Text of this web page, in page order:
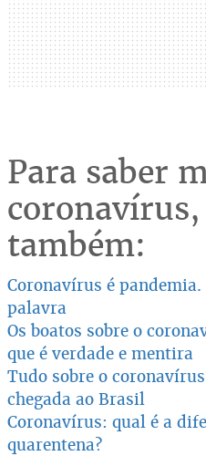
Para saber
também:
Coronavírus é
palavra
Os boatos sobre o
que é verdade e mentira
Tudo sobre o
chegada ao Brasil
Coronavírus: qual é a
quarentena?